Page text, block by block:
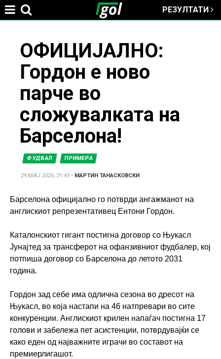
РЕЗУЛТАТИ
here
ОФИЦИЈАЛНО:
Гордон е ново
парче во
сложувалката на
Барселона!
ФУДБАЛ ПРИМЕРА
29 МАЈ 2026, 21:49 • МАРТИН ТАНАСКОВСКИ
Барселона официјално го потврди ангажманот на
англискиот репрезентативец Ентони Гордон.
Каталонскиот гигант постигна договор со Њукасл
Јунајтед за трансферот на офанзивниот фудбалер, кој
потпиша договор со Барселона до летото 2031
година.
Гордон зад себе има одлична сезона во дресот на
Њукасл, во која настапи на 46 натпревари во сите
конкуренции. Англискиот крилен напаѓач постигна 17
голови и забележа пет асистенции, потврдувајќи се
како еден од најважните играчи во составот на
премиерлигашот.